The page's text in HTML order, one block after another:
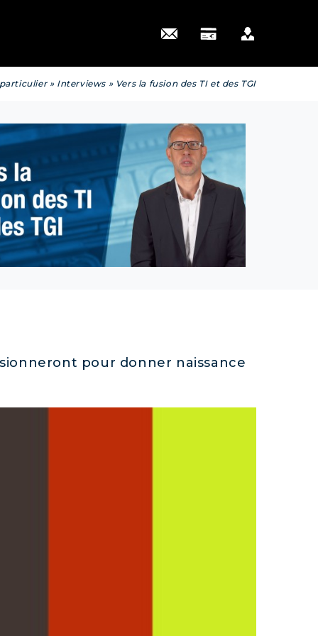
» Interviews» Vers la fusion des TI et des TGI
pour donner naissance